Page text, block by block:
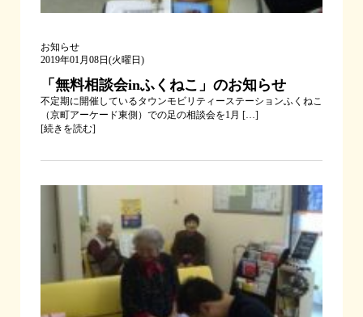
お知らせ
2019年01月08日(火曜日)
「無料相談会inふくねこ」のお知らせ
不定期に開催しているタウンモビリティーステーションふくねこ
（京町アーケード東側）での足の相談会を1月 […]
[続きを読む]